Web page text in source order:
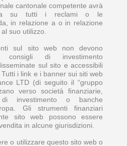
cantonale competente avrà
su tutti i reclami o le
in relazione a o in relazione
suo utilizzo.
sul sito web non devono
consigli di investimento
sul sito e accessibili
i link e i banner sui siti web
LTD (di seguito il “gruppo
verso società finanziarie,
investimento o banche
Gli strumenti finanziari
sito web possono essere
in alcune giurisdizioni.
o utilizzare questo sito web o